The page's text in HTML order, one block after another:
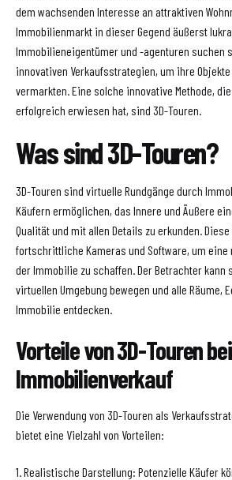
dem wachsenden Interesse an attraktiven
Immobilienmarkt in dieser Gegend äußerst
Immobilieneigentümer und -agenturen suchen
innovativen Verkaufsstrategien, um ihre
vermarkten. Eine solche innovative Methode,
erfolgreich erwiesen hat, sind 3D-Touren.
Was sind 3D-Touren?
3D-Touren sind virtuelle Rundgänge durch
Käufern ermöglichen, das Innere und Äußere
Qualität und mit allen Details zu erkunden.
fortschrittliche Kameras und Software, um
der Immobilie zu schaffen. Der Betrachter
virtuellen Umgebung bewegen und alle Räume,
Immobilie entdecken.
Vorteile von 3D-Touren
Immobilienverkauf
Die Verwendung von 3D-Touren als
bietet eine Vielzahl von Vorteilen:
1. Realistische Darstellung: Potenzielle Käufer